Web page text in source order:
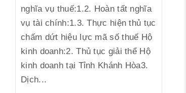
nghĩa vụ thuế:1.2. Hoàn tất nghĩa
vụ tài chính:1.3. Thực hiện thủ tục
chấm dứt hiệu lực mã số thuế Hộ
kinh doanh:2. Thủ tục giải thể Hộ
kinh doanh tại Tỉnh Khánh Hòa3.
Dịch...